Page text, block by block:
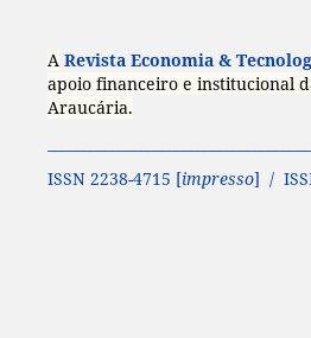
A Revista Economia &
apoio financeiro e institucional
Araucária.
ISSN 2238-4715 [impresso] /